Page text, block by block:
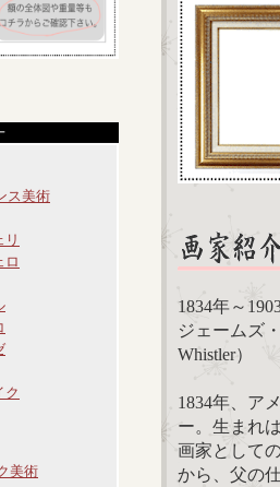
ス美術
リ
ロ
ク
美術
1834年～
ジェームズ
Whistler）
1834年、ア
ー。生まれ
画家として
から、父の